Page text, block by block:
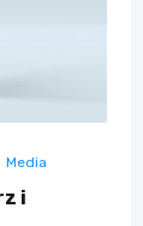
Media
i